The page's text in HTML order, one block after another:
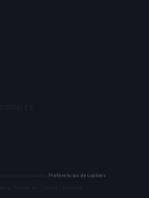
Preferencias de cookies